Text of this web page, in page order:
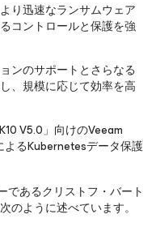
り迅速なランサムウェア
コントロールと保護を強
ンのサポートとさらなる
、規模に応じて効率を高
V5.0」向けのVeeam
るKubernetesデータ保護
であるクリストフ・バート
のように述べています。